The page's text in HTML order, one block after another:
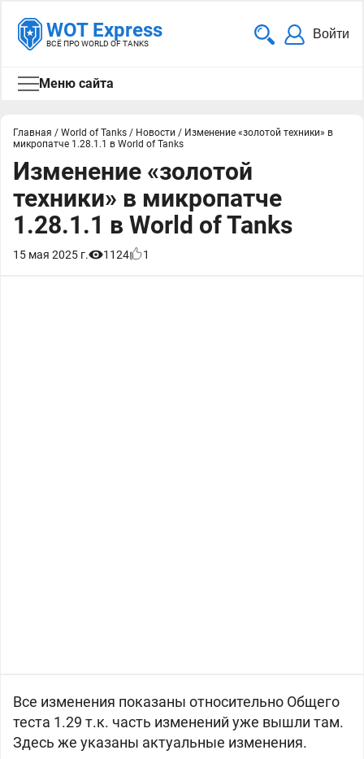
WOT Express
ВСЁ ПРО WORLD OF TANKS
Войти
Меню сайта
Главная / World of Tanks / Новости / Изменение «золотой техники» в
микропатче 1.28.1.1 в World of Tanks
Изменение «золотой
техники» в микропатче
1.28.1.1 в World of Tanks
15 мая 2025 г. 1124 1
Все изменения показаны относительно Общего
теста 1.29 т.к. часть изменений уже вышли там.
Здесь же указаны актуальные изменения.